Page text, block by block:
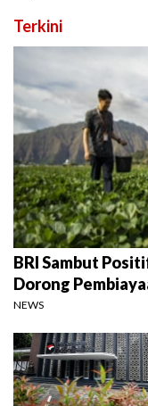
Terkini
BRI Sambut
Dorong
NEWS